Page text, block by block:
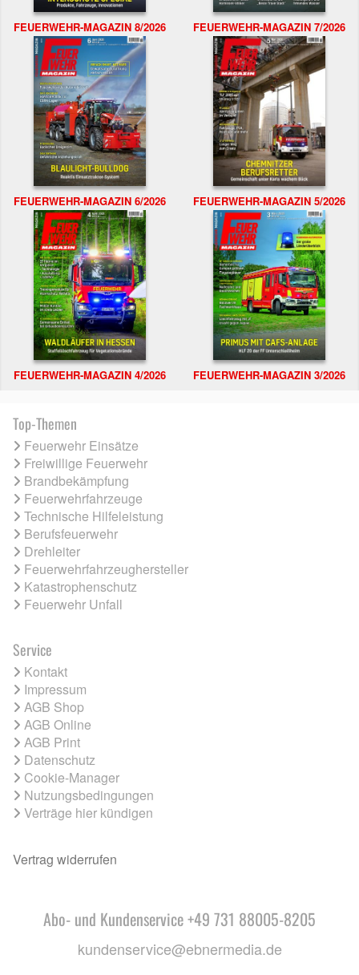
FEUERWEHR-MAGAZIN 8/2026 FEUERWEHR-MAGAZIN 7/2026
FEUERWEHR-MAGAZIN 6/2026 FEUERWEHR-MAGAZIN 5/2026
FEUERWEHR-MAGAZIN 4/2026 FEUERWEHR-MAGAZIN 3/2026
Top-Themen
Feuerwehr Einsätze
Freiwillige Feuerwehr
Brandbekämpfung
Feuerwehrfahrzeuge
Technische Hilfeleistung
Berufsfeuerwehr
Drehleiter
Feuerwehrfahrzeughersteller
Katastrophenschutz
Feuerwehr Unfall
Service
Kontakt
Impressum
AGB Shop
AGB Online
AGB Print
Datenschutz
Cookie-Manager
Nutzungsbedingungen
Verträge hier kündigen
Vertrag widerrufen
Abo- und Kundenservice +49 731 88005-8205
kundenservice@ebnermedia.de